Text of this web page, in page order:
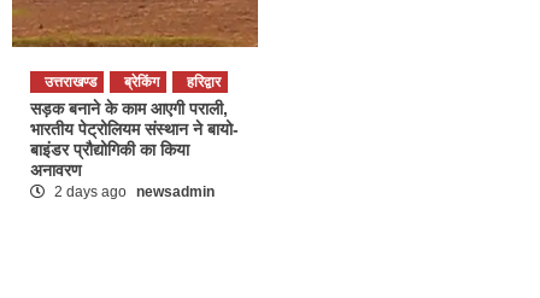
उत्तराखण्ड ब्रेकिंग हरिद्वार
सड़क बनाने के काम आएगी पराली,
भारतीय पेट्रोलियम संस्थान ने बायो-
बाइंडर प्रौद्योगिकी का किया
अनावरण
2 days ago newsadmin